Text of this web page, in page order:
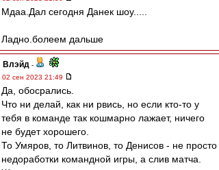
Мдаа.Дал сегодня Данек шоу.....
Ладно.болеем дальше
Влэйд -
02 сен 2023 21:49
Да, обосрались.
Что ни делай, как ни рвись, но если кто-то у
тебя в команде так кошмарно лажает, ничего
не будет хорошего.
То Умяров, то Литвинов, то Денисов - не просто
недоработки командной игры, а слив матча.